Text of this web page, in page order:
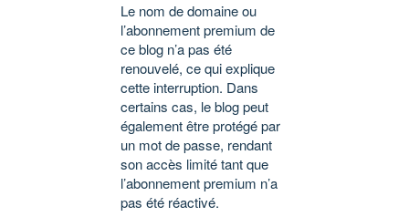
Le nom de domaine ou
l’abonnement premium de
ce blog n’a pas été
renouvelé, ce qui explique
cette interruption. Dans
certains cas, le blog peut
également être protégé par
un mot de passe, rendant
son accès limité tant que
l’abonnement premium n’a
pas été réactivé.